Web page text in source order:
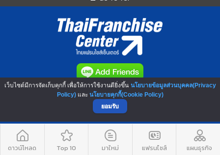
NO.1 Franchise Solution
เว็บไซต์มีการจัดเก็บคุกกี้ เพื่อให้การใช้งานดียิ่งขึ้น นโยบายข้อมูลส่วนบุคคล(Privacy
Policy)และ นโยบายคุกกี้(Cookie Policy)
ยอมรับ
ดาวน์โหลด Top 10 มาใหม่ แฟรนไชส์ แผนธุรกิจ